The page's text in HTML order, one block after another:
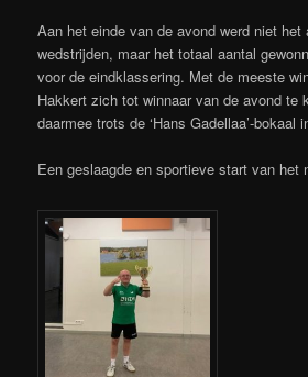
Aan het einde van de avond werd niet het
wedstrijden, maar het totaal aantal
voor de eindklassering. Met de meeste
Hakkert zich tot winnaar van de avond te
daarmee trots de ‘Hans Gadellaa’-bokaal
Een geslaagde en sportieve start van het